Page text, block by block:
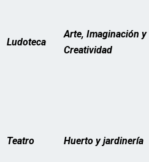
Ludoteca
Arte, Imaginación y
Creatividad
Teatro Huerto y jardinería